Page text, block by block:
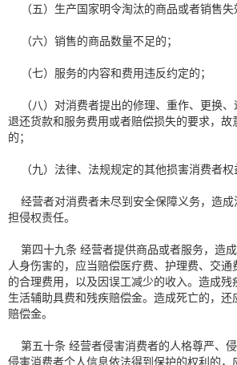
（五）生产国家明令淘汰的商品或者销售失
（六）销售的商品数量不足的；
（七）服务的内容和费用违反约定的；
（八）对消费者提出的修理、重作、更换、
退还货款和服务费用或者赔偿损失的要求，故
的；
（九）法律、法规规定的其他损害消费者权
经营者对消费者未尽到安全保障义务，造成
担侵权责任。
第四十九条 经营者提供商品或者服务，造
人身伤害的，应当赔偿医疗费、护理费、交通
的合理费用，以及因误工减少的收入。造成
生活辅助具费和残疾赔偿金。造成死亡的，
赔偿金。
第五十条 经营者侵害消费者的人格尊严、
侵害消费者个人信息依法得到保护的权利的，